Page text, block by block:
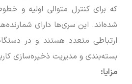
که برای کنترل متوالی اولیه و
شده‌اند. این سری‌ها دارای
ارتباطی متعدد هستند و در
بسته‌بندی و مدیریت ذخیره‌سازی
مزایا: